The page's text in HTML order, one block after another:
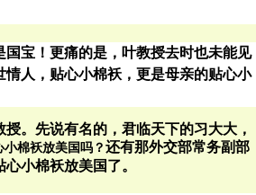
宝！更痛的是，叶教授去时也未能见
人，贴心小棉袄，更是母亲的贴心小
。先说有名的，君临天下的习大大，
小棉袄放美国吗？ 还有那外交部常务副部
小棉袄放美国了。